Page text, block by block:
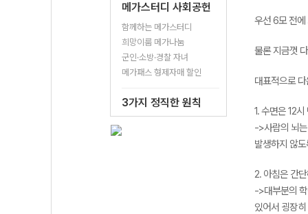
메가스터디 사회공헌
함께하는 메가스터디
희망이룸 메가나눔
군인·소방·경찰 자녀
메가패스 형제자매 할인
3가지 정직한 원칙
우선 6모 전에
물론 지금껏
대표적으로
1. 수면은 12
->사람의 뇌
발생하지 않
2. 아침은 간
->대부분의
있어서 굉장